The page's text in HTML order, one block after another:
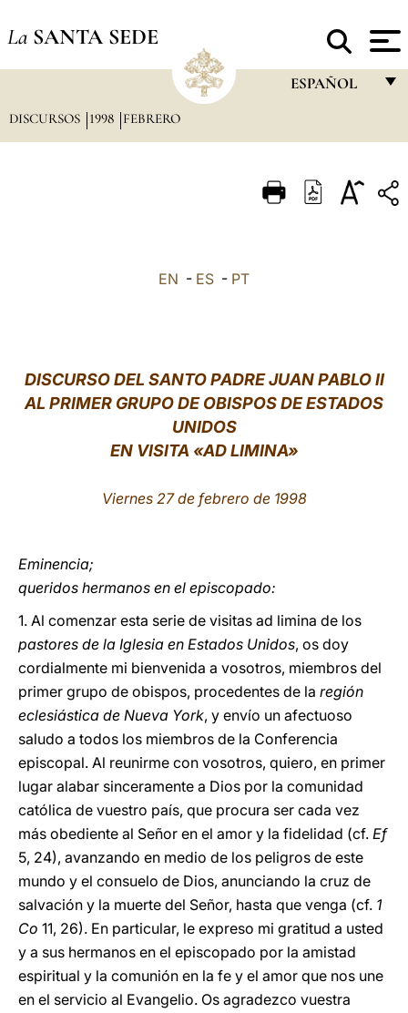
La SANTA SEDE
ESPAÑOL
ITALIANO
中文
DISCURSOS 1998 FEBRERO
EN - ES - PT
DISCURSO DEL SANTO PADRE JUAN PABLO II
AL PRIMER GRUPO DE OBISPOS DE ESTADOS
UNIDOS
EN VISITA «AD LIMINA»
Viernes 27 de febrero de 1998
Eminencia;
queridos hermanos en el episcopado:
1. Al comenzar esta serie de visitas ad limina de los
pastores de la Iglesia en Estados Unidos, os doy
cordialmente mi bienvenida a vosotros, miembros del
primer grupo de obispos, procedentes de la región
eclesiástica de Nueva York, y envío un afectuoso
saludo a todos los miembros de la Conferencia
episcopal. Al reunirme con vosotros, quiero, en primer
lugar alabar sinceramente a Dios por la comunidad
católica de vuestro país, que procura ser cada vez
más obediente al Señor en el amor y la fidelidad (cf. Ef
5, 24), avanzando en medio de los peligros de este
mundo y el consuelo de Dios, anunciando la cruz de
salvación y la muerte del Señor, hasta que venga (cf. 1
Co 11, 26). En particular, le expreso mi gratitud a usted
y a sus hermanos en el episcopado por la amistad
espiritual y la comunión en la fe y el amor que nos une
en el servicio al Evangelio. Os agradezco vuestra